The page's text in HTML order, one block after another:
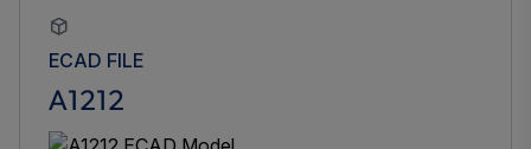
ECAD FILE
A1212